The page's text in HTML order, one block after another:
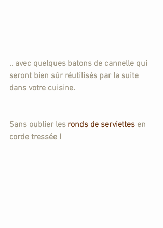
.. avec quelques batons de cannelle qui
seront bien sûr réutilisés par la suite
dans votre cuisine.
Sans oublier les ronds de serviettes en
corde tressée !